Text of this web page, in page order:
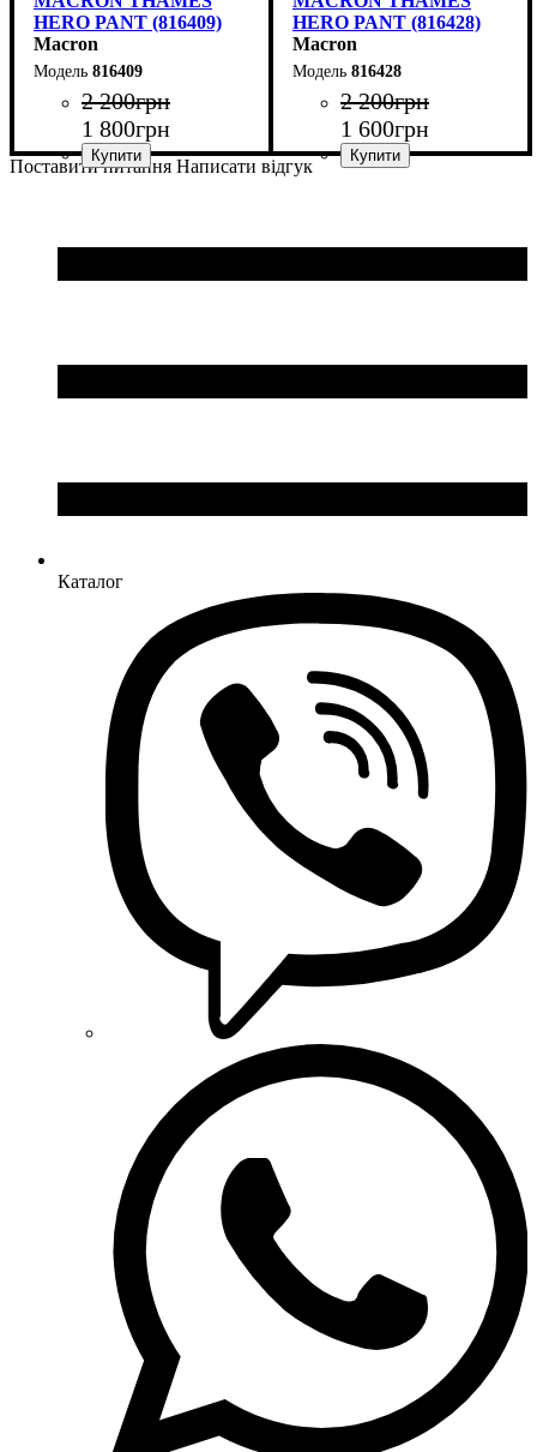
HERO PANT (816409)
Macron
816409
2 200грн
1 800грн
Стать: Дитяче, Унісекс
Виробник: Macron
Колір: Чорний
HERO PANT (816428)
Macron
816428
2 200грн
1 600грн
Стать
Виробник
Колір
Поставити питання Написати відгук
Каталог